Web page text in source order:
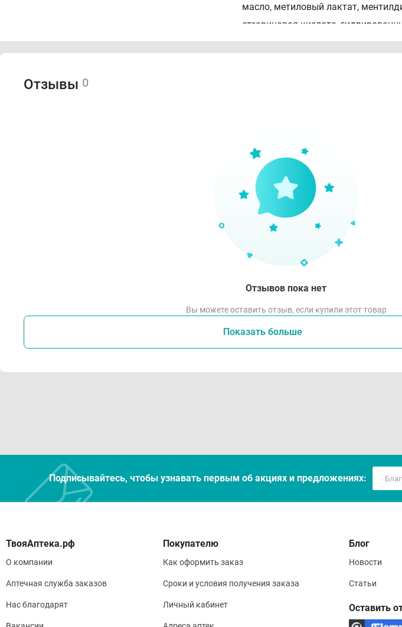
масло, метиловый лактат,
стеариновая кислота,
Отзывы 0
Отзывов пока нет
Вы можете оставить отзыв, если купили этот товар
Показать больше
Подписывайтесь, чтобы узнавать первым об акцияx и предложениях:
О компании
Аптечная служба заказов
Нас благодарят
Покупателю
Как оформить заказ
Сроки и условия получения заказа
Личный кабинет
Блог
Новости
Статьи
Оставить